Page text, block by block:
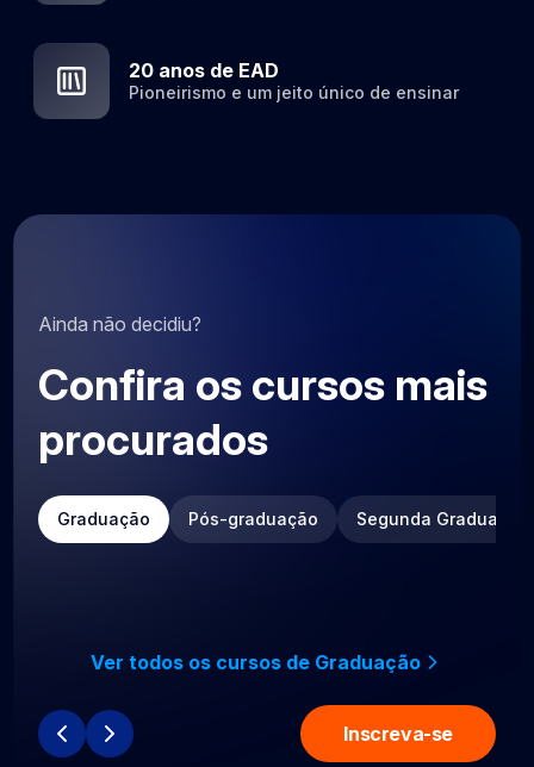
20 anos de EAD
Pioneirismo e um jeito único de ensinar
Ainda não decidiu?
Confira os cursos mais
procurados
Graduação Pós-graduação Segunda Graduação
Ver todos os cursos de Graduação
Inscreva-se